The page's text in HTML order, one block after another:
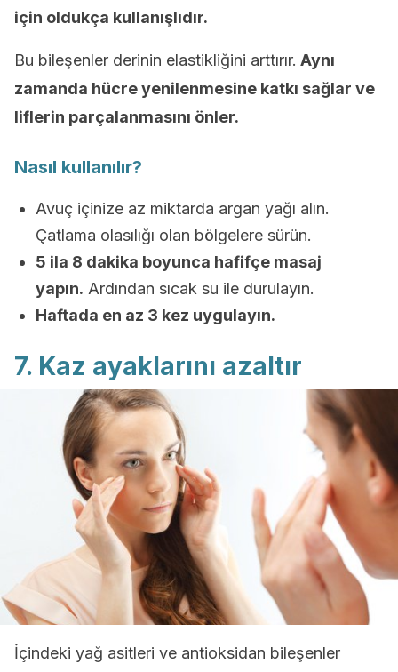
için oldukça kullanışlıdır.
Bu bileşenler derinin elastikliğini arttırır. Aynı
zamanda hücre yenilenmesine katkı sağlar ve
liflerin parçalanmasını önler.
Nasıl kullanılır?
Avuç içinize az miktarda argan yağı alın.
Çatlama olasılığı olan bölgelere sürün.
5 ila 8 dakika boyunca hafifçe masaj
yapın. Ardından sıcak su ile durulayın.
Haftada en az 3 kez uygulayın.
7. Kaz ayaklarını azaltır
İçindeki yağ asitleri ve antioksidan bileşenler